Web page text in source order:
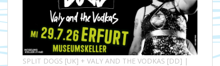
SPLIT DOGS [UK] + VALY AND THE VODKAS [DD] |